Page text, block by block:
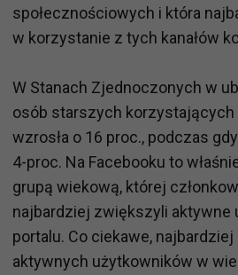
społecznościowych i która
w korzystanie z tych kanałów
W Stanach Zjednoczonych w
osób starszych
wzrosła o 16 proc., podczas
4-proc. Na Facebooku to
grupą wiekową, której
najbardziej zwiększyli aktywne
portalu. Co ciekawe,
aktywnych użytkowników w